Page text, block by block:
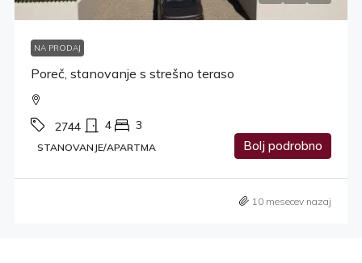
NA PRODAJ
Poreč, stanovanje s strešno teraso
2744 4 3
STANOVANJE/APARTMA Bolj podrobno
10 mesecev nazaj